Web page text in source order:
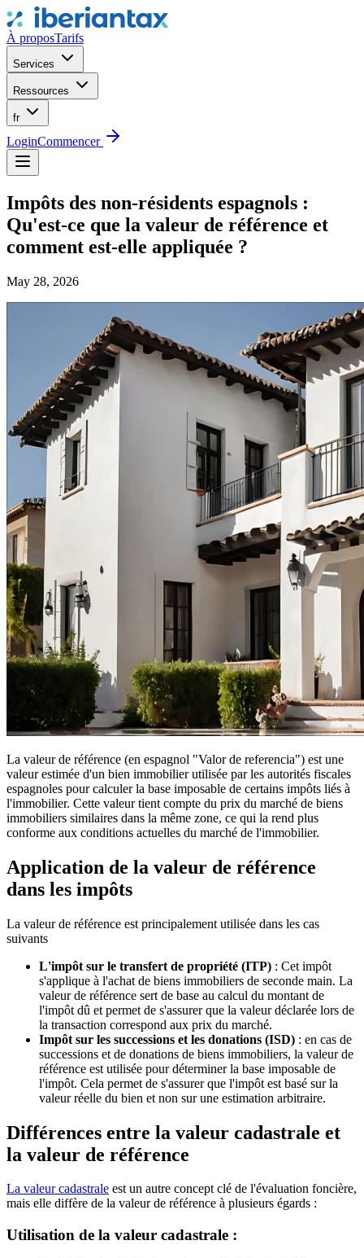
À proposTarifs
Services
Ressources
fr
LoginCommencer
Impôts des non-résidents espagnols :
Qu'est-ce que la valeur de référence et
comment est-elle appliquée ?
May 28, 2026
La valeur de référence (en espagnol "Valor de referencia") est une
valeur estimée d'un bien immobilier utilisée par les autorités fiscales
espagnoles pour calculer la base imposable de certains impôts liés à
l'immobilier. Cette valeur tient compte du prix du marché de biens
immobiliers similaires dans la même zone, ce qui la rend plus
conforme aux conditions actuelles du marché de l'immobilier.
Application de la valeur de référence
dans les impôts
La valeur de référence est principalement utilisée dans les cas
suivants
L'impôt sur le transfert de propriété (ITP) : Cet impôt
s'applique à l'achat de biens immobiliers de seconde main. La
valeur de référence sert de base au calcul du montant de
l'impôt dû et permet de s'assurer que la valeur déclarée lors de
la transaction correspond aux prix du marché.
Impôt sur les successions et les donations (ISD) : en cas de
successions et de donations de biens immobiliers, la valeur de
référence est utilisée pour déterminer la base imposable de
l'impôt. Cela permet de s'assurer que l'impôt est basé sur la
valeur réelle du bien et non sur une estimation arbitraire.
Différences entre la valeur cadastrale et
la valeur de référence
La valeur cadastrale est un autre concept clé de l'évaluation foncière,
mais elle diffère de la valeur de référence à plusieurs égards :
Utilisation de la valeur cadastrale :